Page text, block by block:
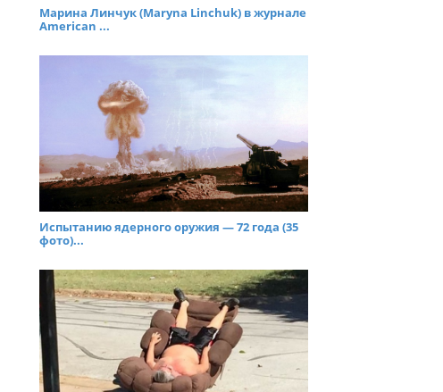
Марина Линчук (Maryna Linchuk) в журнале
American ...
Испытанию ядерного оружия — 72 года (35
фото)...